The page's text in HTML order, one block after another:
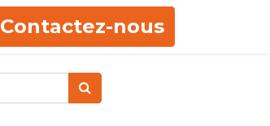
Contactez-nous